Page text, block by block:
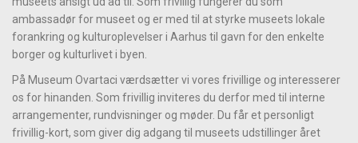
ambassadør for museet og er med til at styrke museets lokale
forankring og kulturoplevelser i Aarhus til gavn for den enkelte
borger og kulturlivet i byen.
På Museum Ovartaci værdsætter vi vores frivillige og interesserer
os for hinanden. Som frivillig inviteres du derfor med til interne
arrangementer, rundvisninger og møder. Du får et personligt
frivillig-kort, som giver dig adgang til museets udstillinger året